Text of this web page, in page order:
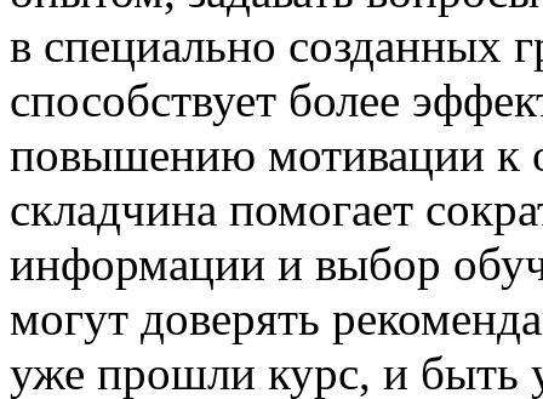
в специально созданных
способствует более
повышению мотивации к
складчина помогает
информации и выбор
могут доверять
уже прошли курс, и быть